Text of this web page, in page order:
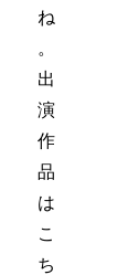
ね
。
出
演
作
品
は
こ
ち